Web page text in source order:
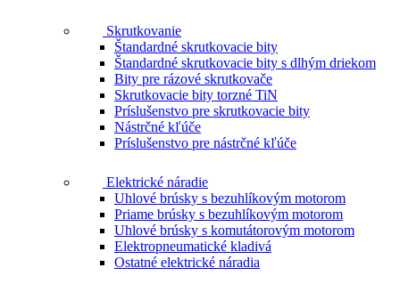
Skrutkovanie
Štandardné skrutkovacie bity
Štandardné skrutkovacie bity s dlhým driekom
Bity pre rázové skrutkovače
Skrutkovacie bity torzné TiN
Príslušenstvo pre skrutkovacie bity
Nástrčné kľúče
Príslušenstvo pre nástrčné kľúče
Elektrické náradie
Uhlové brúsky s bezuhlíkovým motorom
Priame brúsky s bezuhlíkovým motorom
Uhlové brúsky s komutátorovým motorom
Elektropneumatické kladivá
Ostatné elektrické náradia